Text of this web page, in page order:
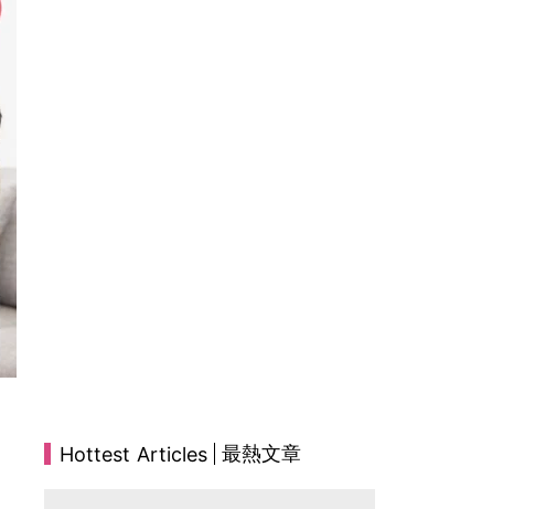
Hottest Articles 最熱文章